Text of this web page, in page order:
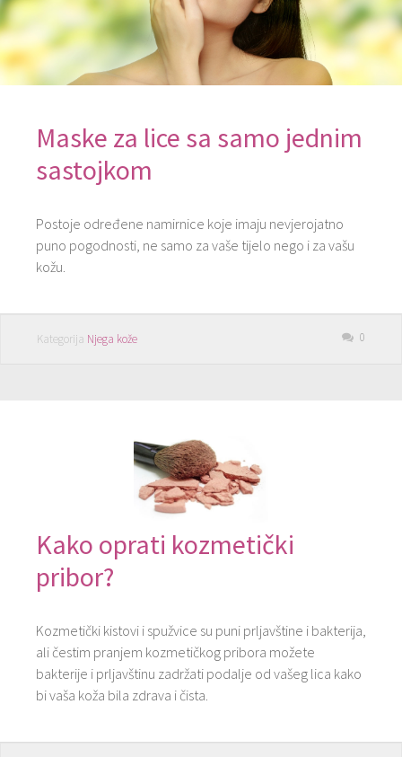
Maske za lice sa samo jednim
sastojkom
Postoje određene namirnice koje imaju nevjerojatno
puno pogodnosti, ne samo za vaše tijelo nego i za vašu
kožu.
Kategorija Njega kože 0
Kako oprati kozmetički
pribor?
Kozmetički kistovi i spužvice su puni prljavštine i bakterija,
ali čestim pranjem kozmetičkog pribora možete
bakterije i prljavštinu zadržati podalje od vašeg lica kako
bi vaša koža bila zdrava i čista.